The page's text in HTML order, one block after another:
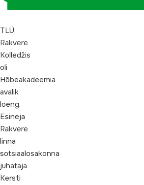
TLÜ
Rakvere
Kolledžis
oli
Hõbeakadeemia
avalik
loeng.
Esineja
Rakvere
linna
sotsiaalosakonna
juhataja
Kersti